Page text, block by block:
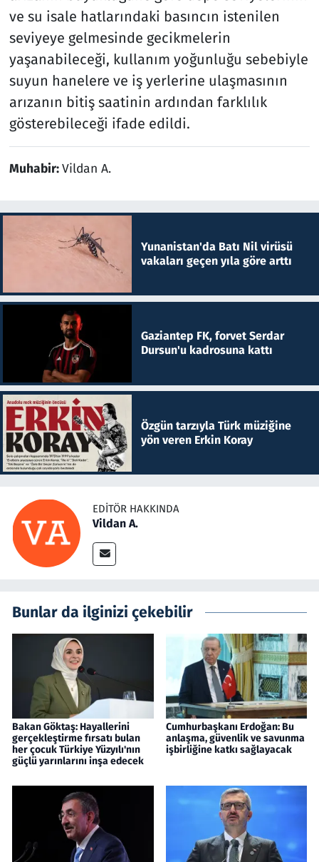
ve su isale hatlarındaki basıncın istenilen
seviyeye gelmesinde gecikmelerin
yaşanabileceği, kullanım yoğunluğu sebebiyle
suyun hanelere ve iş yerlerine ulaşmasının
arızanın bitiş saatinin ardından farklılık
gösterebileceği ifade edildi.
Muhabir:Vildan A.
Yunanistan'da Batı Nil virüsü
vakaları geçen yıla göre arttı
Gaziantep FK, forvet Serdar
Dursun'u kadrosuna kattı
Özgün tarzıyla Türk müziğine
yön veren Erkin Koray
EDITÖR HAKKINDA
Vildan A.
Bunlar da ilginizi çekebilir
Bakan Göktaş: Hayallerini
gerçekleştirme fırsatı bulan
her çocuk Türkiye Yüzyılı'nın
güçlü yarınlarını inşa edecek
Cumhurbaşkanı Erdoğan: Bu
anlaşma, güvenlik ve savunma
işbirliğine katkı sağlayacak